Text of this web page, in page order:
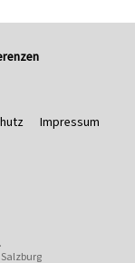
Impressum